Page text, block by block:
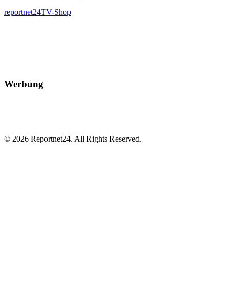
reportnet24TV-Shop
Werbung
© 2026 Reportnet24. All Rights Reserved.